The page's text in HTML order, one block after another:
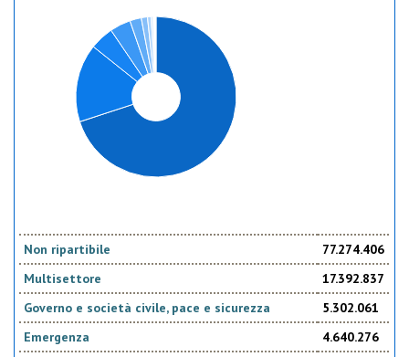
Non ripartibile
77.274.406
Multisettore
17.392.837
Governo e società civile, pace e sicurezza
5.302.061
Emergenza
4.640.276